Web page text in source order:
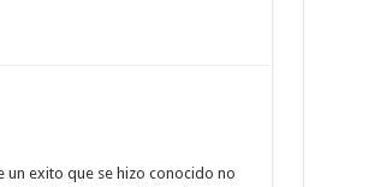
exito que se hizo conocido no